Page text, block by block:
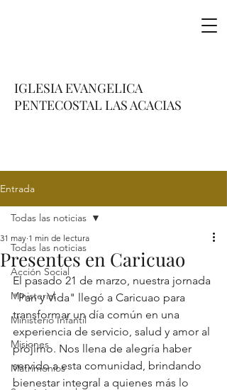
IGLESIA EVANGELICA
PENTECOSTAL LAS ACACIAS
Entrada
Todas las noticias
Acción Social
Ministerial
Ministerio Infantil
Misiones
Matrimonios
Todas las noticias
Presentes en Caricuao
31 may 1 min de lectura
El pasado 21 de marzo, nuestra jornada
"Pan y Vida" llegó a Caricuao para
transformar un día común en una
experiencia de servicio, salud y amor al
prójimo. Nos llena de alegría haber
servido a esta comunidad, brindando
bienestar integral a quienes más lo